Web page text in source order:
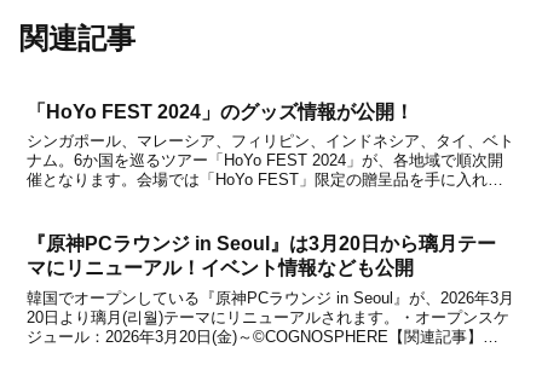
関連記事
「HoYo FEST 2024」のグッズ情報が公開！
シンガポール、マレーシア、フィリピン、インドネシア、タイ、ベト
ナム。6か国を巡るツアー「HoYo FEST 2024」が、各地域で順次開
催となります。会場では「HoYo FEST」限定の贈呈品を手に入れた
『原神PCラウンジ in Seoul』は3月20日から璃月テー
マにリニューアル！イベント情報なども公開
韓国でオープンしている『原神PCラウンジ in Seoul』が、2026年3月
20日より璃月(리월)テーマにリニューアルされます。・オープンスケ
ジュール：2026年3月20日(金)～©COGNOSPHERE【関連記事】